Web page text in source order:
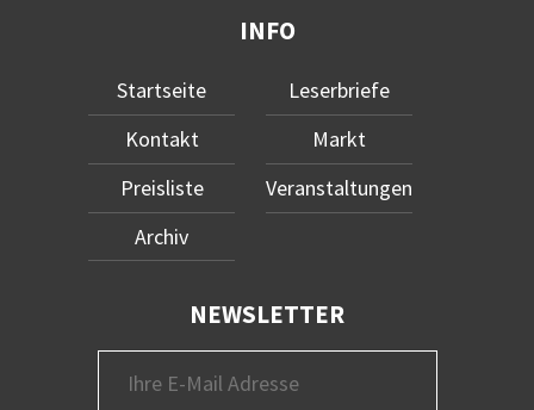
INFO
Startseite
Kontakt
Preisliste
Archiv
Leserbriefe
Markt
Veranstaltungen
NEWSLETTER